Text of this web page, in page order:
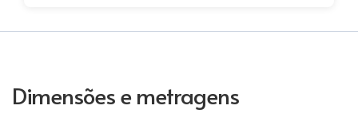
Dimensões e metragens